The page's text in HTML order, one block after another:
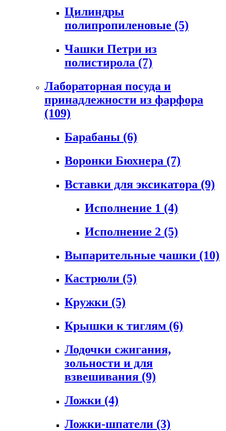
Цилиндры
полипропиленовые (5)
Чашки Петри из
полистирола (7)
Лабораторная посуда и
принадлежности из фарфора
(109)
Барабаны (6)
Воронки Бюхнера (7)
Вставки для эксикатора (9)
Исполнение 1 (4)
Исполнение 2 (5)
Выпарительные чашки (10)
Кастрюли (5)
Кружки (5)
Крышки к тиглям (6)
Лодочки сжигания,
зольности и для
взвешивания (9)
Ложки (4)
Ложки-шпатели (3)